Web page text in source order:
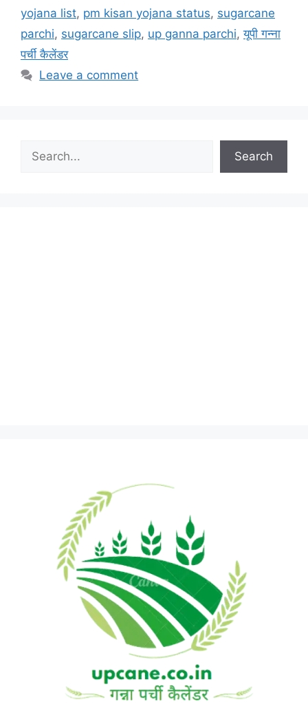
yojana list, pm kisan yojana status, sugarcane
parchi, sugarcane slip, up ganna parchi,यूपी गन्ना
पर्ची कैलेंडर
Leave a comment
Search
Search